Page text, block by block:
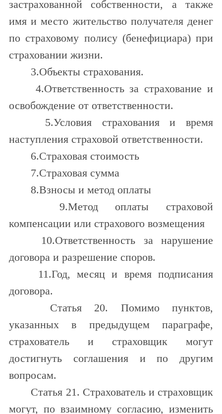
застрахованной собственности, а также
имя и место жительство получателя денег
по страховому полису (бенефициара) при
страховании жизни.
3.Объекты страхования.
4.Ответственность за страхование и
освобождение от ответственности.
5.Условия страхования и время
наступления страховой ответственности.
6.Страховая стоимость
7.Страховая сумма
8.Взносы и метод оплаты
9.Метод оплаты страховой
компенсации или страхового возмещения
10.Ответственность за нарушение
договора и разрешение споров.
11.Год, месяц и время подписания
договора.
Статья 20. Помимо пунктов,
указанных в предыдущем параграфе,
страхователь и страховщик могут
достигнуть соглашения и по другим
вопросам.
Статья 21. Страхователь и страховщик
могут, по взаимному согласию, изменить